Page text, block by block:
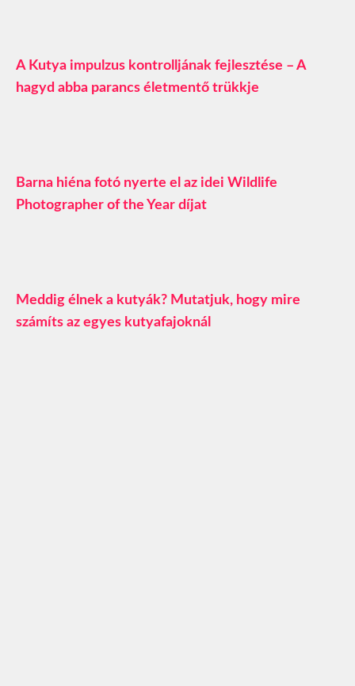
A Kutya impulzus kontrolljának fejlesztése – A
hagyd abba parancs életmentő trükkje
Barna hiéna fotó nyerte el az idei Wildlife
Photographer of the Year díjat
Meddig élnek a kutyák? Mutatjuk, hogy mire
számíts az egyes kutyafajoknál